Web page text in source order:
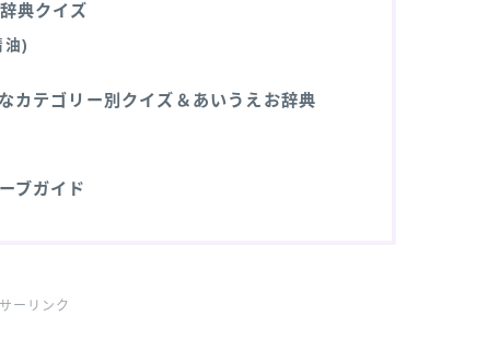
典クイズ
油)
カテゴリー別クイズ＆あいうえお辞典
ブガイド
ーリンク